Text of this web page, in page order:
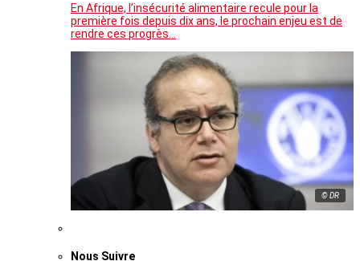
En Afrique, l’insécurité alimentaire recule pour la
première fois depuis dix ans, le prochain enjeu est de
rendre ces progrès…
© DR
Nous Suivre